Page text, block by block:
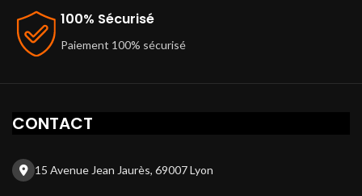
100% Sécurisé
Paiement 100% sécurisé
CONTACT
15 Avenue Jean Jaurès, 69007 Lyon